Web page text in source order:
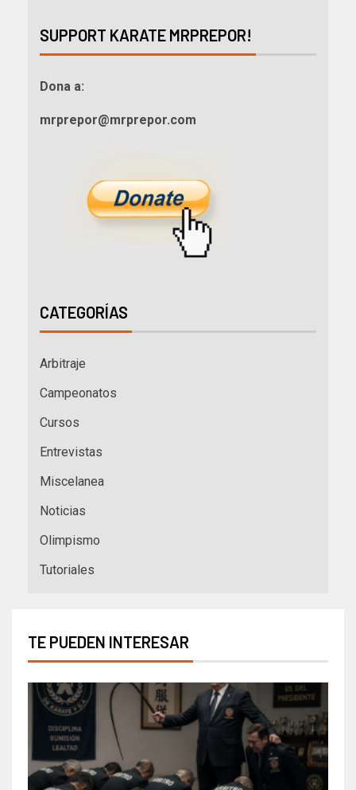
SUPPORT KARATE MRPREPOR!
Dona a:
mrprepor@mrprepor.com
CATEGORÍAS
Arbitraje
Campeonatos
Cursos
Entrevistas
Miscelanea
Noticias
Olimpismo
Tutoriales
TE PUEDEN INTERESAR